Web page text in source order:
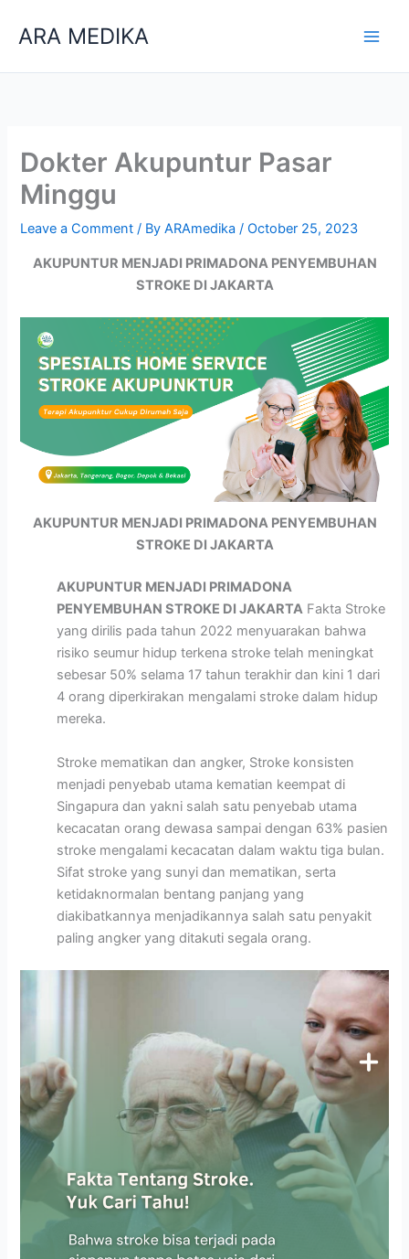
ARA MEDIKA
Dokter Akupuntur Pasar
Minggu
Leave a Comment / ByARAmedika/October 25, 2023
AKUPUNTUR MENJADI PRIMADONA PENYEMBUHAN
STROKE DI JAKARTA
AKUPUNTUR MENJADI PRIMADONA PENYEMBUHAN
STROKE DI JAKARTA
AKUPUNTUR MENJADI PRIMADONA
PENYEMBUHAN STROKE DI JAKARTA Fakta Stroke
yang dirilis pada tahun 2022 menyuarakan bahwa
risiko seumur hidup terkena stroke telah meningkat
sebesar 50% selama 17 tahun terakhir dan kini 1 dari
4 orang diperkirakan mengalami stroke dalam hidup
mereka.
Stroke mematikan dan angker, Stroke konsisten
menjadi penyebab utama kematian keempat di
Singapura dan yakni salah satu penyebab utama
kecacatan orang dewasa sampai dengan 63% pasien
stroke mengalami kecacatan dalam waktu tiga bulan.
Sifat stroke yang sunyi dan mematikan, serta
ketidaknormalan bentang panjang yang
diakibatkannya menjadikannya salah satu penyakit
paling angker yang ditakuti segala orang.